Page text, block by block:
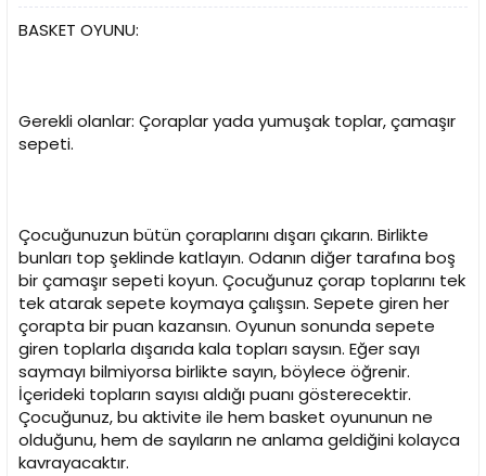
BASKET OYUNU:
Gerekli olanlar: Çoraplar yada yumuşak toplar, çamaşır
sepeti.
Çocuğunuzun bütün çoraplarını dışarı çıkarın. Birlikte
bunları top şeklinde katlayın. Odanın diğer tarafına boş
bir çamaşır sepeti koyun. Çocuğunuz çorap toplarını tek
tek atarak sepete koymaya çalışsın. Sepete giren her
çorapta bir puan kazansın. Oyunun sonunda sepete
giren toplarla dışarıda kala topları saysın. Eğer sayı
saymayı bilmiyorsa birlikte sayın, böylece öğrenir.
İçerideki topların sayısı aldığı puanı gösterecektir.
Çocuğunuz, bu aktivite ile hem basket oyununun ne
olduğunu, hem de sayıların ne anlama geldiğini kolayca
kavrayacaktır.